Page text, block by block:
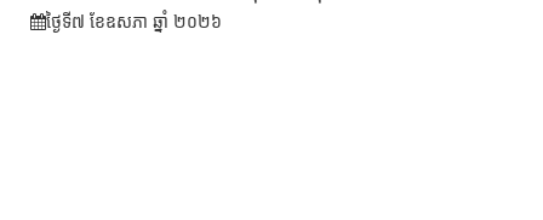
ថ្ងៃទី៧ ខែ​ឧសភា ឆ្នាំ ២០២៦